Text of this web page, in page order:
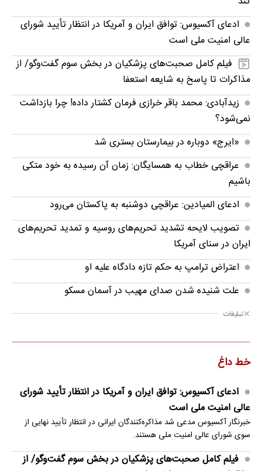
ادعای آکسیوس: توافق ایران و آمریکا در انتظار تأیید شورای
عالی امنیت ملی است
فیلم کامل صحبت‌های پزشکیان در بخش سوم گفت‌وگو/ از
مذاکرات تا پاسخ به شایعه استعفا
زیدآبادی: محمد باقر خرازی فرمان کشتار داده! چرا بازداشت
نمی‌شود؟
«ایرج» دوباره در بیمارستان بستری شد
عراقچی خطاب به همسایگان: زمان آن رسیده به خود متکی
باشیم
ادعای المیادین: عراقچی دوشنبه به پاکستان می‌رود
تصویب لایحه تشدید تحریم‌های روسیه و تمدید تحریم‌های
ایران در سنای آمریکا
اعتراض ترامپ به حکم تازه دادگاه علیه او
علت شنیده شدن صدای مهیب در آسمان مسکو
تبلیغات
خط داغ
ادعای آکسیوس: توافق ایران و آمریکا در انتظار تأیید شورای
عالی امنیت ملی است
خبرنگار آکسیوس مدعی شد مذاکره‌کنندگان ایرانی در انتظار تأیید نهایی از
سوی شورای عالی امنیت ملی هستند.
فیلم کامل صحبت‌های پزشکیان در بخش سوم گفت‌وگو/ از